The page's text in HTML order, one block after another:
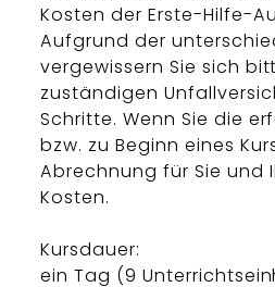
Kosten der Erste-Hilfe-
Aufgrund der
vergewissern Sie sich
zuständigen
Schritte. Wenn Sie die
bzw. zu Beginn eines
Abrechnung für Sie und
Kosten.
Kursdauer:
ein Tag (9